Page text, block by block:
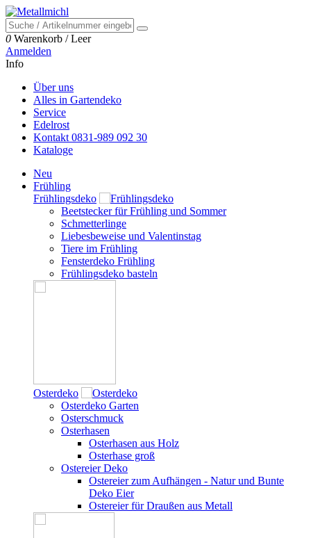
0 Warenkorb /Leer
Anmelden
Info
Über uns
Alles in Gartendeko
Service
Edelrost
Kontakt 0831-989 092 30
Kataloge
Neu
Frühling
Frühlingsdeko
Beetstecker für Frühling und Sommer
Schmetterlinge
Liebesbeweise und Valentinstag
Tiere im Frühling
Fensterdeko Frühling
Frühlingsdeko basteln
Osterdeko
Osterdeko Garten
Osterschmuck
Osterhasen
Osterhasen aus Holz
Osterhase groß
Ostereier Deko
Ostereier zum Aufhängen - Natur und Bunte
Deko Eier
Ostereier für Draußen aus Metall